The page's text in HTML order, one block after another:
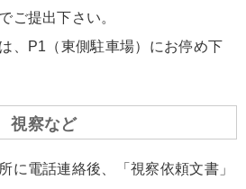
ご提出下さい。
、P1（東側駐車場）にお停め下
視察など
に電話連絡後、「視察依頼文書」